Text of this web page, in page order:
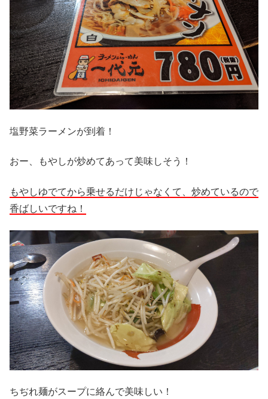
塩野菜ラーメンが到着！
おー、もやしが炒めてあって美味しそう！
もやしゆでてから乗せるだけじゃなくて、炒めているので
香ばしいですね！
ちぢれ麺がスープに絡んで美味しい！